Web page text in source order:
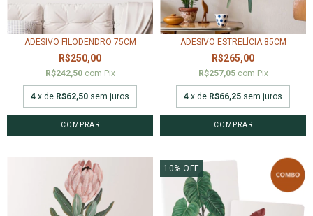
ADESIVO FILODENDRO 75CM
R$250,00
R$242,50 com Pix
4 x de R$62,50 sem juros
ADESIVO ESTRELÍCIA 85CM
R$265,00
R$257,05 com Pix
4 x de R$66,25 sem juros
10% OFF